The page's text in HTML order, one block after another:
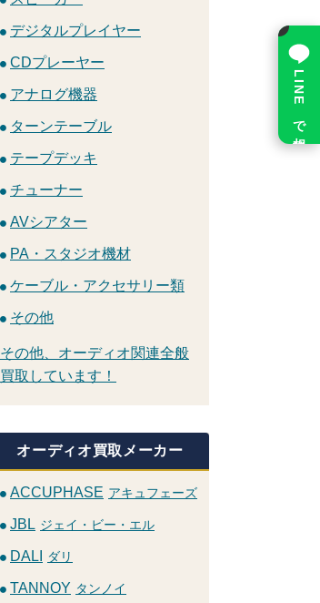
デジタルプレイヤー
CDプレーヤー
アナログ機器
ターンテーブル
テープデッキ
チューナー
AVシアター
PA・スタジオ機材
ケーブル・アクセサリー類
その他
その他、オーディオ関連全般
買取しています！
オーディオ買取メーカー
ACCUPHASE アキュフェーズ
JBL ジェイ・ビー・エル
DALI ダリ
TANNOY タンノイ
LINE で相談
×